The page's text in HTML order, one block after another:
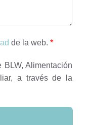
de la web. *
Alimentación
a través de la